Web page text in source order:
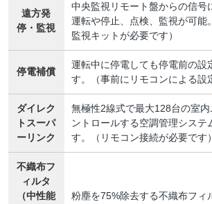
遠方発
停・監視
中央監視リモート盤からの信号
運転や停止、点検、監視が可能
監視キットが必要です）
停電補償
運転中に停電しても停電前の設
す。（事前にリモコンによる設
ダイレク
トスーパ
ーリンク
無極性2線式で最大128台の室
ントロールする空調管理システ
す。（リモコン接続が必要です）
不織布フ
ィルタ
（中性能
粉塵を75%除去する不織布フィ